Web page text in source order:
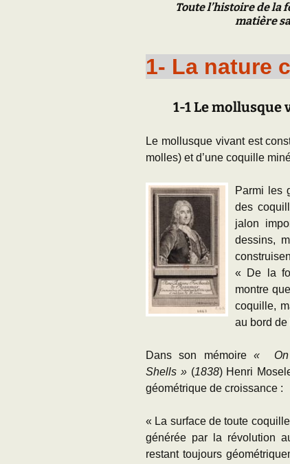
Toute l’histoire de la
matière
1- La nature
1-1 Le mollusque
Le mollusque vivant est
molles) et d’une coquille
Parmi les
des
jalon
dessins,
« De la
montre
coquille,
au bord de
Dans son mémoire«
Shells »(1838) Henri
géométrique de croissance :
« La surface de toute
générée par la révolution
restant toujours